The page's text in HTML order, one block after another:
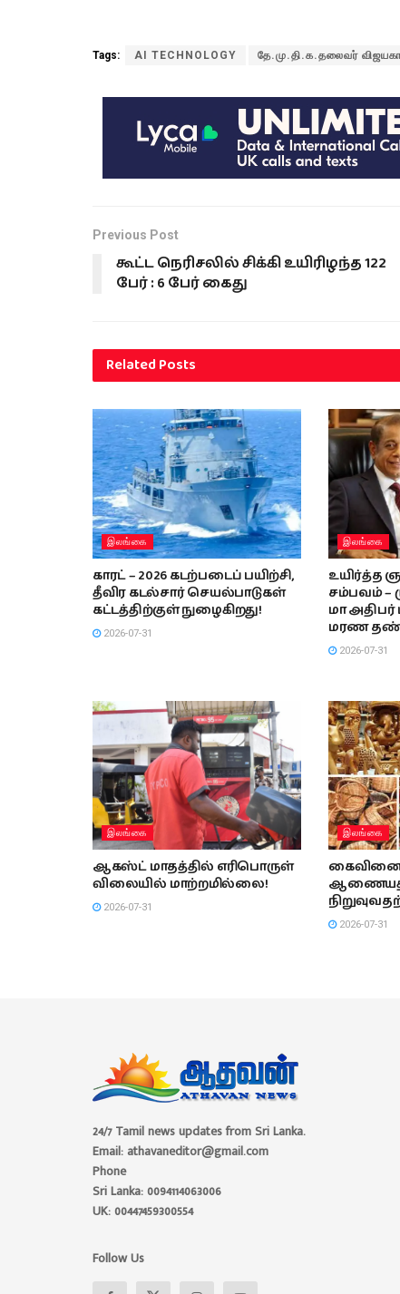
Tags: AI TECHNOLOGY தே.மு.தி.க.தலைவர்
Previous Post
கூட்ட நெரிசலில் சிக்கி உயிரிழந்த 122
பேர் : 6 பேர் கைது
RelatedPosts
இலங்கை
காரட் – 2026 கடற்படைப் பயிற்சி,
தீவிர கடல்சார் செயல்பாடுகள்
கட்டத்திற்குள் நுழைகிறது!
2026-07-31
இலங்கை
உயிர்த்த
சம்பவம்
மா அதிபர்
மரண
2026-07-31
இலங்கை
ஆகஸ்ட் மாதத்தில் எரிபொருள்
விலையில் மாற்றமில்லை!
2026-07-31
இலங்கை
2026-07-31
24/7 Tamil news updates from Sri Lanka.
Email: athavaneditor@gmail.com
Phone
Sri Lanka: 0094114063006
UK: 00447459300554
Follow Us